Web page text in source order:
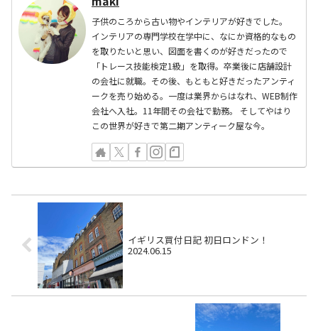
て、ちょっと歩くだけでも楽しめ
る雰...READ MORE
て、...READ MORE
子供のころから古い物やインテリアが好きでした。
インテリアの専門学校在学中に、なにか資格的なもの
を取りたいと思い、図面を書くのが好きだったので
「トレース技能検定1級」を取得。卒業後に店舗設計
の会社に就職。その後、もともと好きだったアンティ
ークを売り始める。一度は業界からはなれ、WEB制作
会社へ入社。11年間その会社で勤務。 そしてやはり
この世界が好きで第二期アンティーク屋な今。
イギリス買付日記 初日ロンドン！
2024.06.15